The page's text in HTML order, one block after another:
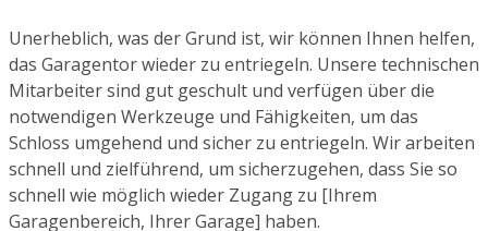
Unerheblich, was der Grund ist, wir können Ihnen helfen,
das Garagentor wieder zu entriegeln. Unsere technischen
Mitarbeiter sind gut geschult und verfügen über die
notwendigen Werkzeuge und Fähigkeiten, um das
Schloss umgehend und sicher zu entriegeln. Wir arbeiten
schnell und zielführend, um sicherzugehen, dass Sie so
schnell wie möglich wieder Zugang zu [Ihrem
Garagenbereich, Ihrer Garage] haben.